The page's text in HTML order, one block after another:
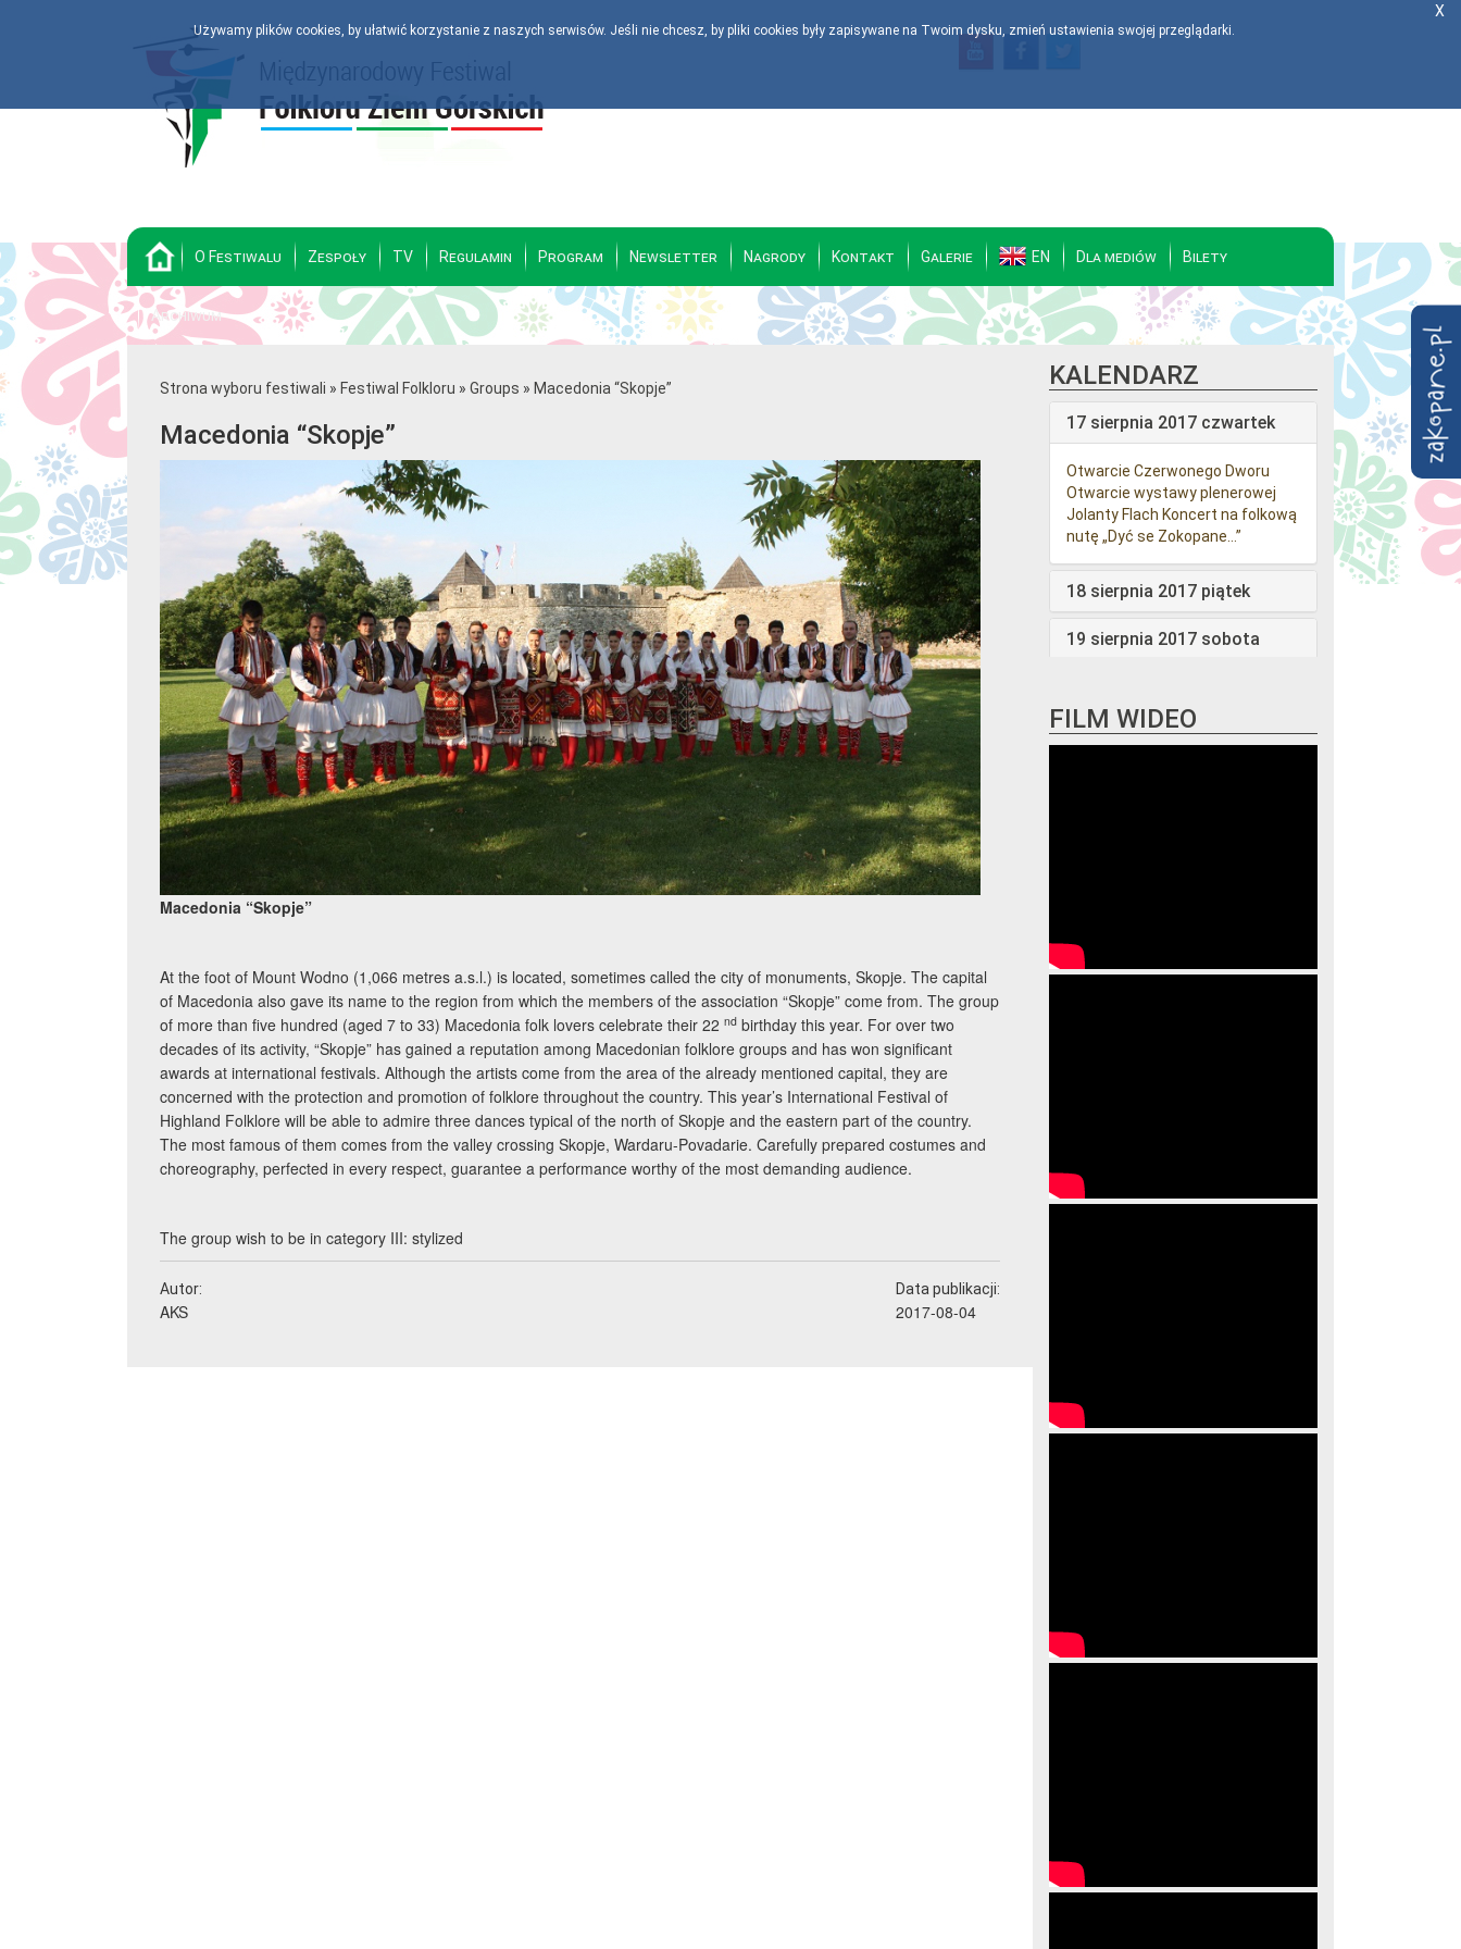
PowrótO Festiwalu Zespoły TV Regulamin Program Newsletter Nagrody Kontakt Galerie EN Dla mediów Bilety
Archiwum
Strona wyboru festiwali » Festiwal Folkloru » Groups » Macedonia “Skopje”
Macedonia “Skopje”
Macedonia “Skopje”
At the foot of Mount Wodno (1,066 metres a.s.l.) is located, sometimes called the city of monuments, Skopje. The capital
of Macedonia also gave its name to the region from which the members of the association “Skopje” come from. The group
of more than five hundred (aged 7 to 33) Macedonia folk lovers celebrate their 22 nd birthday this year. For over two
decades of its activity, “Skopje” has gained a reputation among Macedonian folklore groups and has won significant
awards at international festivals. Although the artists come from the area of the already mentioned capital, they are
concerned with the protection and promotion of folklore throughout the country. This year’s International Festival of
Highland Folklore will be able to admire three dances typical of the north of Skopje and the eastern part of the country.
The most famous of them comes from the valley crossing Skopje, Wardaru-Povadarie. Carefully prepared costumes and
choreography, perfected in every respect, guarantee a performance worthy of the most demanding audience.
The group wish to be in category III: stylized
Autor:
AKS
Data publikacji:
2017-08-04
KALENDARZ
17 sierpnia 2017 czwartek
Otwarcie Czerwonego Dworu
Otwarcie wystawy plenerowej
Jolanty Flach Koncert na folkową
nutę „Dyć se Zokopane…”
18 sierpnia 2017 piątek
19 sierpnia 2017 sobota
21 sierpnia 2017 poniedziałek
FILM WIDEO
Używamy plików cookies, by ułatwić korzystanie z naszych serwisów. Jeśli nie chcesz, by pliki cookies były zapisywane na Twoim dysku, zmień ustawienia swojej przeglądarki.
X